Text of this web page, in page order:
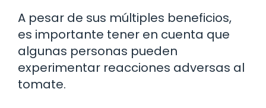
A pesar de sus múltiples beneficios,
es importante tener en cuenta que
algunas personas pueden
experimentar reacciones adversas al
tomate.